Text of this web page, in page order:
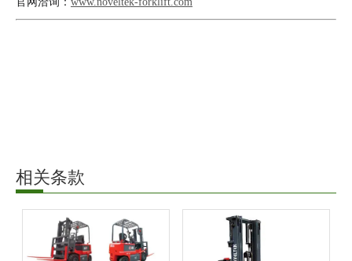
相关条款